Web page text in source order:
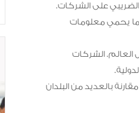
على الشركات.
مما يحمي معلومات
الشركات
بالعديد من البلدان